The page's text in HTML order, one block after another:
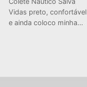
Vidas preto, confortável
e ainda coloco minha…